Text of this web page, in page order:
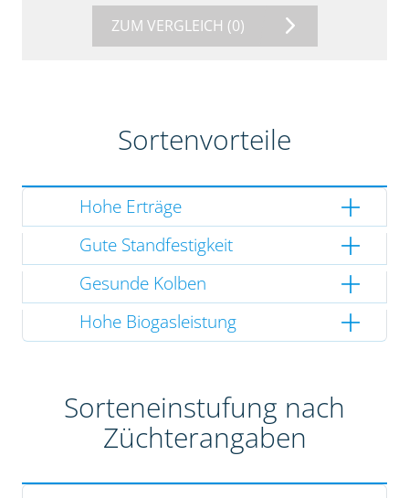
ZUM VERGLEICH (0)
Sortenvorteile
Hohe Erträge
Gute Standfestigkeit
Gesunde Kolben
Hohe Biogasleistung
Sorteneinstufung nach
Züchterangaben